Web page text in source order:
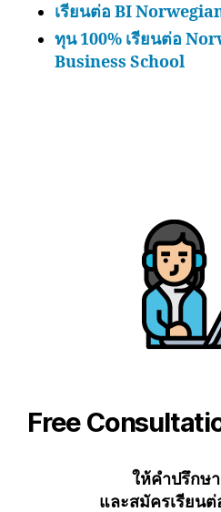
เรียนต่อ BI
ทุน 100% เรียนต่อ
Business School
Free
ให้คำปรึกษ
และสมัครเรียนต่